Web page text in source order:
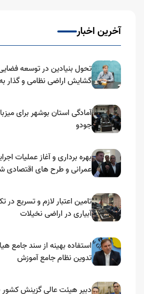
آخرین اخبار
تحول بنیادین در توسعه
گشایش اراضی نظامی و گذار
آمادگی استان بوشهر برای
جودو
بهره برداری و آغاز عملیات
عمرانی و طرح های اقتصادی
تامین اعتبار لازم و تسریع
آبیاری در اراضی نخیلات
استفاده بهینه از سند جامع
تدوین نظام جامع آموزش
دبیر هیئت عالی گزینش کشور